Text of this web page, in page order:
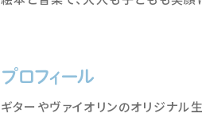
プロフィール
ギターやヴァイオリンのオリジナル